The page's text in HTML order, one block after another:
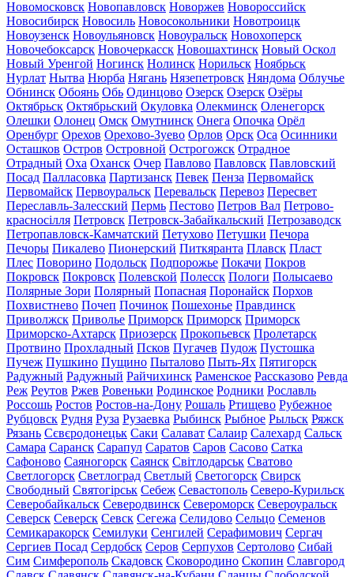
Новомосковск Новопавловск Новоржев Новороссийск
Новосибирск Новосиль Новосокольники Новотроицк
Новоузенск Новоульяновск Новоуральск Новохоперск
Новочебоксарск Новочеркасск Новошахтинск Новый Оскол
Новый Уренгой Ногинск Нолинск Норильск Ноябрьск
Нурлат Нытва Нюрба Нягань Нязепетровск Няндома Облучье
Обнинск Обоянь Обь Одинцово Озерск Озерск Озёры
Октябрьск Октябрьский Окуловка Олекминск Оленегорск
Олешки Олонец Омск Омутнинск Онега Опочка Орёл
Оренбург Орехов Орехово-Зуево Орлов Орск Оса Осинники
Осташков Остров Островной Острогожск Отрадное
Отрадный Оха Оханск Очер Павлово Павловск Павловский
Посад Палласовка Партизанск Певек Пенза Первомайск
Первомайск Первоуральск Перевальск Перевоз Пересвет
Переславль-Залесский Пермь Пестово Петров Вал Петрово-
красносілля Петровск Петровск-Забайкальский Петрозаводск
Петропавловск-Камчатский Петухово Петушки Печора
Печоры Пикалево Пионерский Питкяранта Плавск Пласт
Плес Поворино Подольск Подпорожье Покачи Покров
Покровск Покровск Полевской Полесск Пологи Полысаево
Полярные Зори Полярный Попасная Поронайск Порхов
Похвистнево Почеп Починок Пошехонье Правдинск
Приволжск Приволье Приморск Приморск Приморск
Приморско-Ахтарск Приозерск Прокопьевск Пролетарск
Протвино Прохладный Псков Пугачев Пудож Пустошка
Пучеж Пушкино Пущино Пыталово Пыть-Ях Пятигорск
Радужный Радужный Райчихинск Раменское Рассказово Ревда
Реж Реутов Ржев Ровеньки Родинское Родники Рославль
Россошь Ростов Ростов-на-Дону Рошаль Ртищево Рубежное
Рубцовск Рудня Руза Рузаевка Рыбинск Рыбное Рыльск Ряжск
Рязань Сєвєродонецьк Саки Салават Салаир Салехард Сальск
Самара Саранск Сарапул Саратов Саров Сасово Сатка
Сафоново Саяногорск Саянск Світлодарськ Сватово
Светлогорск Светлоград Светлый Светогорск Свирск
Свободный Святогірськ Себеж Севастополь Северо-Курильск
Северобайкальск Северодвинск Североморск Североуральск
Северск Северск Севск Сегежа Селидово Сельцо Семенов
Семикаракорск Семилуки Сенгилей Серафимович Сергач
Сергиев Посад Сердобск Серов Серпухов Сертолово Сибай
Сим Симферополь Скадовск Сковородино Скопин Славгород